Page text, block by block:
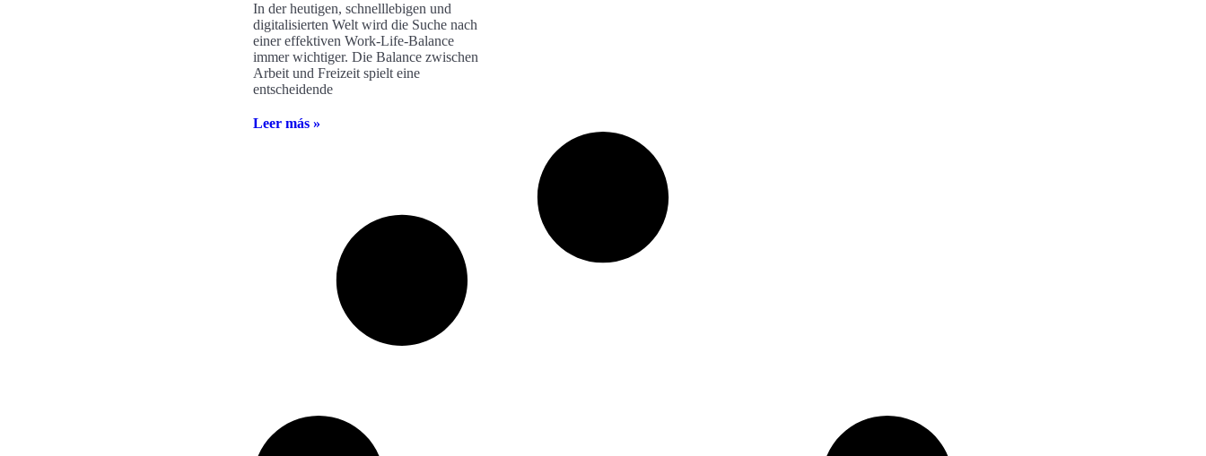
In der heutigen, schnelllebigen und
digitalisierten Welt wird die Suche nach
einer effektiven Work-Life-Balance
immer wichtiger. Die Balance zwischen
Arbeit und Freizeit spielt eine
entscheidende
Leer más »